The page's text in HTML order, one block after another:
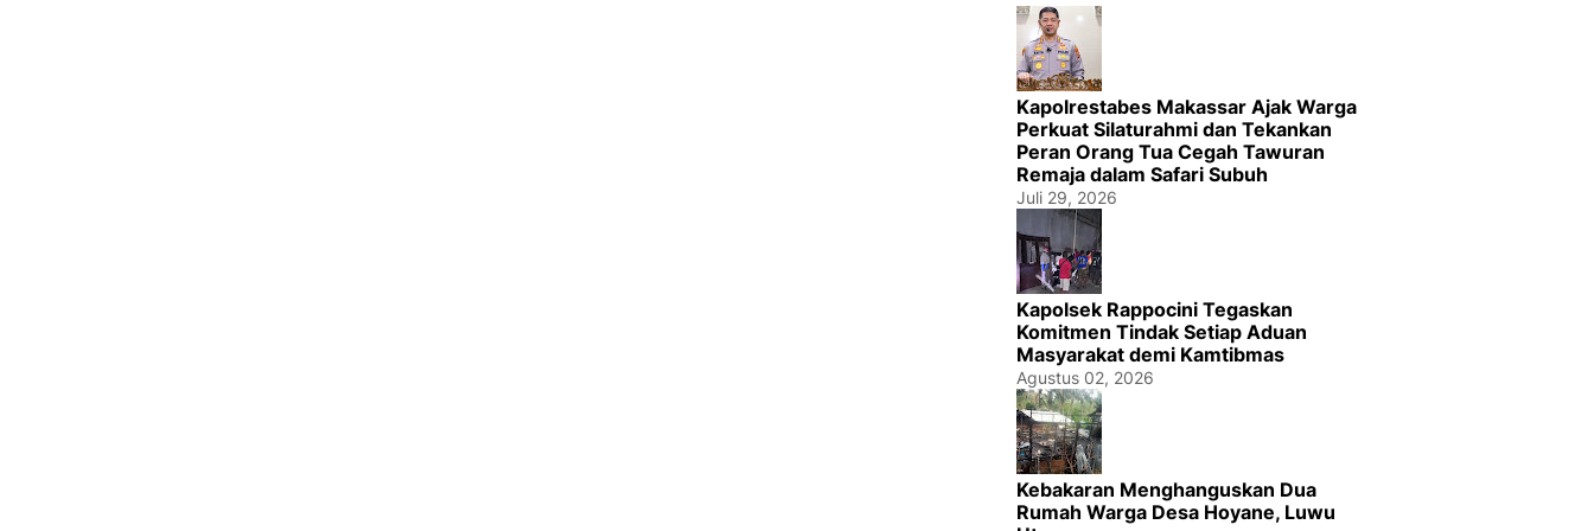
Kapolrestabes Makassar Ajak Warga
Perkuat Silaturahmi dan Tekankan
Peran Orang Tua Cegah Tawuran
Remaja dalam Safari Subuh
Juli 29, 2026
Kapolsek Rappocini Tegaskan
Komitmen Tindak Setiap Aduan
Masyarakat demi Kamtibmas
Agustus 02, 2026
Kebakaran Menghanguskan Dua
Rumah Warga Desa Hoyane, Luwu